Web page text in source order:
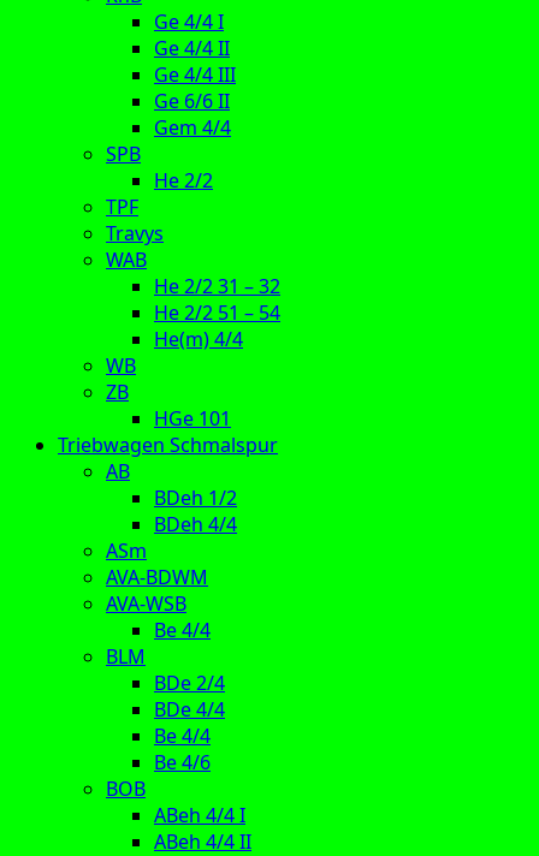
Ge 4/4 I
Ge 4/4 II
Ge 4/4 III
Ge 6/6 II
Gem 4/4
SPB
He 2/2
TPF
Travys
WAB
He 2/2 31 – 32
He 2/2 51 – 54
He(m) 4/4
WB
ZB
HGe 101
Triebwagen Schmalspur
AB
BDeh 1/2
BDeh 4/4
ASm
AVA-BDWM
AVA-WSB
Be 4/4
BLM
BDe 2/4
BDe 4/4
Be 4/4
Be 4/6
BOB
ABeh 4/4 I
ABeh 4/4 II